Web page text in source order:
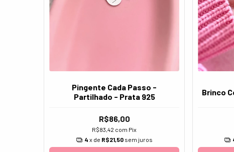
Pingente Cada Passo -
Partilhado - Prata 925
R$86,00
R$83,42 com Pix
4 x de R$21,50 sem juros
Brinco